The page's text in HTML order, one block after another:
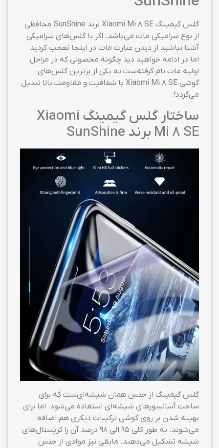
گلس گیمینگ Xiaomi Mi 8 SE برند SunShine محافظی
از نوع سرامیکی مات می‌باشد. اگر با گلس‌های سرامیکی
آشنا نباشید از دیدن عبارت مات در اینجا تعجب کردید.
اما در ادامه خواهید دید چگونه محصولی که در مراحل
اولیه مات نام گرفته‌ست به یکی از برترین گلس‌های
گوشی Xiaomi Mi 8 SE با شفافیت و مقاومت بالا تبدیل
می‌گردد!
ساختار گلس گیمینگ Xiaomi
Mi 8 SE برند SunShine
گلس گیمینگ از جنس همان شیشه‌ای‌ست که برای
ساخت آسانسورهای شیشه‌ای استفاده می‌شود. اما برای
بهینه شدن بر روی گوشی ترکیبات دیگری هم اضافه
می‌شوند. به طور کلی ۹۵ الی ۹۸ درصد آن را کریستال‌های
شیشه تشکیل می‌دهند. مابقی نیز موادی از جنس